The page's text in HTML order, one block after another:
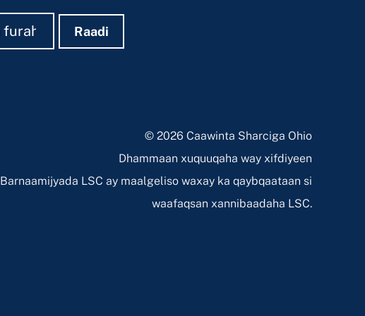
Raadi
© 2026 Caawinta Sharciga Ohio
Dhammaan xuquuqaha way xifdiyeen
Barnaamijyada LSC ay maalgeliso waxay ka qaybqaataan si
waafaqsan xannibaadaha LSC.